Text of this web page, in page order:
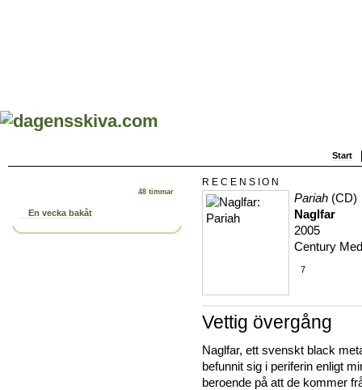
Start
48 timmar
En vecka bakåt
RECENSION
Pariah (CD)
Naglfar
2005
Century
7
Vettig övergång
Naglfar, ett svenskt black
befunnit sig i periferin enligt
beroende på att de kommer